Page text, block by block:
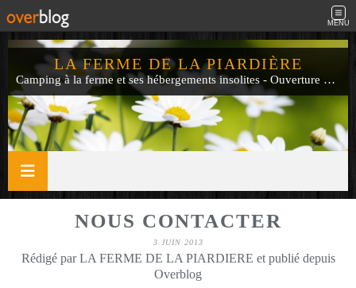
MENU
LA FERME DE LA PIARDIÈRE
Camping à la ferme et ses hébergements insolites - Ouverture de mi-avril à fin septembre
NOUS CONTACTER
3 JUIN 2013
Rédigé par LA FERME DE LA PIARDIERE et publié depuis
Overblog